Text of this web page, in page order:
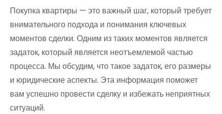
Покупка квартиры — это важный шаг, который требует
внимательного подхода и понимания ключевых
моментов сделки. Одним из таких моментов является
задаток, который является неотъемлемой частью
процесса. Мы обсудим, что такое задаток, его размеры
и юридические аспекты. Эта информация поможет
вам успешно провести сделку и избежать неприятных
ситуаций.